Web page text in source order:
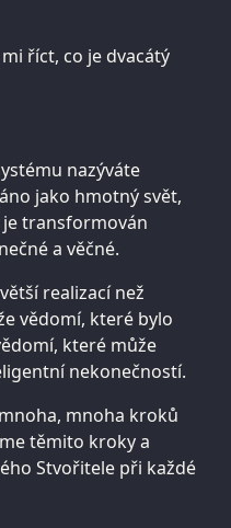
říct, co je dvacátý
nazýváte
jako hmotný svět,
je transformován
a věčné.
realizací než
vědomí, které bylo
které může
nekonečností.
mnoha kroků
těmito kroky a
Stvořitele při každé